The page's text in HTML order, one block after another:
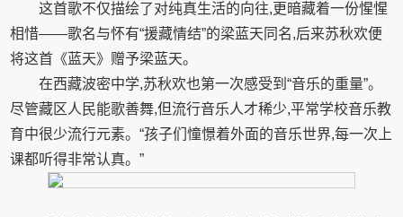
这首歌不仅描绘了对纯真生活的向往,更暗藏着一份惺惺
相惜——歌名与怀有“援藏情结”的梁蓝天同名,后来苏秋欢便
将这首《蓝天》赠予梁蓝天。
在西藏波密中学,苏秋欢也第一次感受到“音乐的重量”。
尽管藏区人民能歌善舞,但流行音乐人才稀少,平常学校音乐教
育中很少流行元素。“孩子们憧憬着外面的音乐世界,每一次上
课都听得非常认真。”